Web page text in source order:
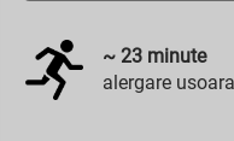
~ 23 minute
alergare usoara